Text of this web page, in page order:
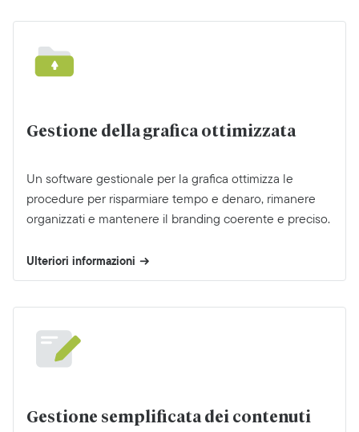
Gestione della grafica ottimizzata
Un software gestionale per la grafica ottimizza le
procedure per risparmiare tempo e denaro, rimanere
organizzati e mantenere il branding coerente e preciso.
Ulteriori informazioni
Gestione semplificata dei contenuti